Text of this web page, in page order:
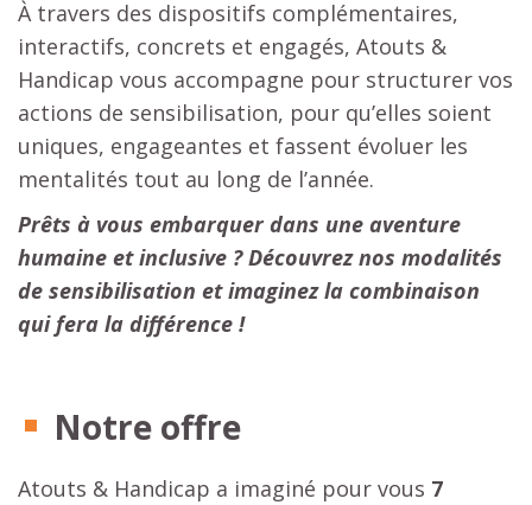
À travers des dispositifs complémentaires,
interactifs, concrets et engagés, Atouts &
Handicap vous accompagne pour structurer vos
actions de sensibilisation, pour qu’elles soient
uniques, engageantes et fassent évoluer les
mentalités tout au long de l’année.
Prêts à vous embarquer dans une aventure
humaine et inclusive ? Découvrez nos modalités
de sensibilisation et imaginez la combinaison
qui fera la différence !
Notre offre
Atouts & Handicap a imaginé pour vous 7